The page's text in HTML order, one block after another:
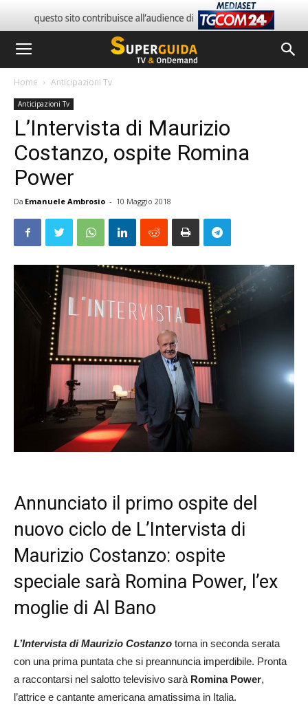
Home Anticipazioni Tv
Anticipazioni Tv
L’Intervista di Maurizio
Costanzo, ospite Romina
Power
Da Emanuele Ambrosio - 10 Maggio 2018
Annunciato il primo ospite del
nuovo ciclo de L’Intervista di
Maurizio Costanzo: ospite
speciale sarà Romina Power, l’ex
moglie di Al Bano
L’Intervista di Maurizio Costanzo torna in seconda serata
con una prima puntata che si preannuncia imperdibile. Pronta
a raccontarsi nel salotto televisivo sarà Romina Power,
l’attrice e cantante americana amatissima in Italia.